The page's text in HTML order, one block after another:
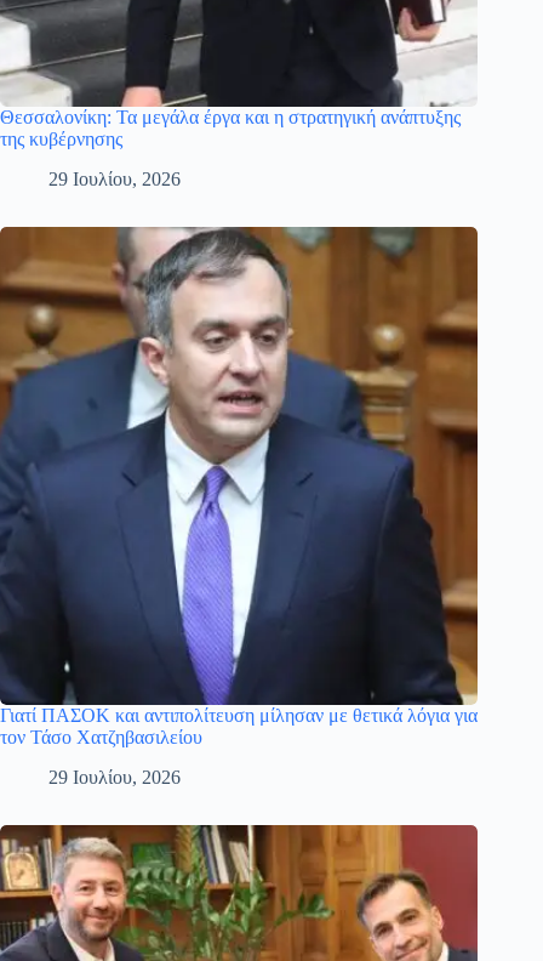
Θεσσαλονίκη: Τα μεγάλα έργα και η στρατηγική ανάπτυξης
της κυβέρνησης
29 Ιουλίου, 2026
Γιατί ΠΑΣΟΚ και αντιπολίτευση μίλησαν με θετικά λόγια για
τον Τάσο Χατζηβασιλείου
29 Ιουλίου, 2026